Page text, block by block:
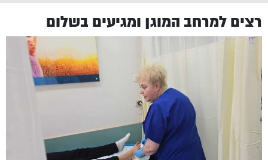
רצים למרחב המוגן ומגיעים בשלום